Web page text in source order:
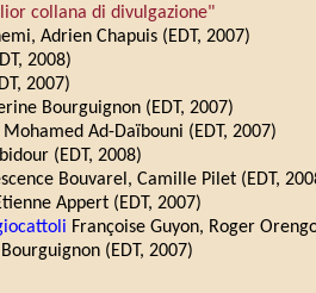
collana di divulgazione"
Adrien Chapuis (EDT, 2007)
2008)
2007)
Bourguignon (EDT, 2007)
Mohamed Ad-Daïbouni (EDT, 2007)
(EDT, 2008)
Bouvarel, Camille Pilet (EDT,
Appert (EDT, 2007)
Françoise Guyon, Roger
(EDT, 2007)